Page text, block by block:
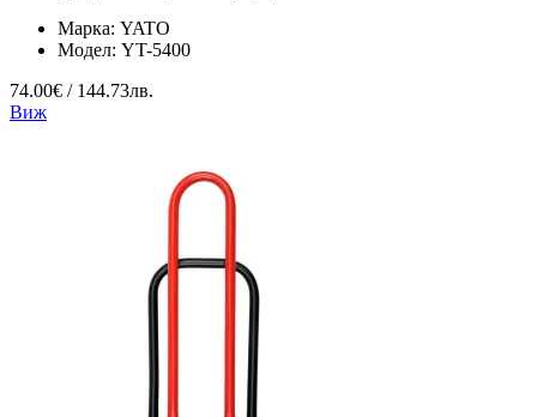
Марка: YATO
Модел: YT-5400
74.00€ / 144.73лв.
Виж